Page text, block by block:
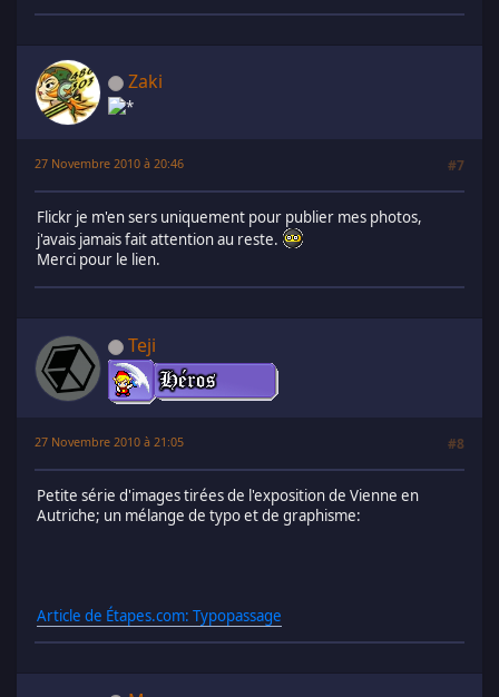
Zaki
27 Novembre 2010 à 20:46 #7
Flickr je m'en sers uniquement pour publier mes photos,
j'avais jamais fait attention au reste.
Merci pour le lien.
Teji
27 Novembre 2010 à 21:05 #8
Petite série d'images tirées de l'exposition de Vienne en
Autriche; un mélange de typo et de graphisme:
Article de Étapes.com: Typopassage